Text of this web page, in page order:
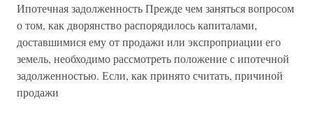
Ипотечная задолженность Прежде чем заняться вопросом
о том, как дворянство распорядилось капиталами,
доставшимися ему от продажи или экспроприации его
земель, необходимо рассмотреть положение с ипотечной
задолженностью. Если, как принято считать, причиной
продажи